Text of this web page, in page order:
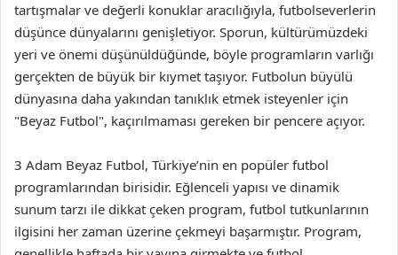
tartışmalar ve değerli konuklar aracılığıyla, futbolseverlerin
düşünce dünyalarını genişletiyor. Sporun, kültürümüzdeki
yeri ve önemi düşünüldüğünde, böyle programların varlığı
gerçekten de büyük bir kıymet taşıyor. Futbolun büyülü
dünyasına daha yakından tanıklık etmek isteyenler için
"Beyaz Futbol", kaçırılmaması gereken bir pencere açıyor.
3 Adam Beyaz Futbol, Türkiye’nin en popüler futbol
programlarından birisidir. Eğlenceli yapısı ve dinamik
sunum tarzı ile dikkat çeken program, futbol tutkunlarının
ilgisini her zaman üzerine çekmeyi başarmıştır. Program,